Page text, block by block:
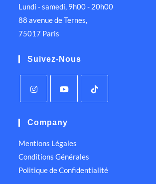
Lundi - samedi, 9h00 - 20h00
88 avenue de Ternes,
75017 Paris
Suivez-Nous
Company
Mentions Légales
Conditions Générales
Politique de Confidentialité